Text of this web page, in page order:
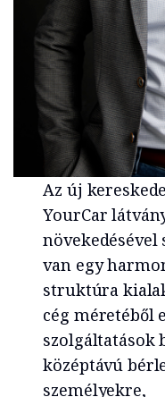
Az új
YourCar
növekedésével
van egy
struktúra
cég méretéből
szolgáltatások
középtávú
személyekre,